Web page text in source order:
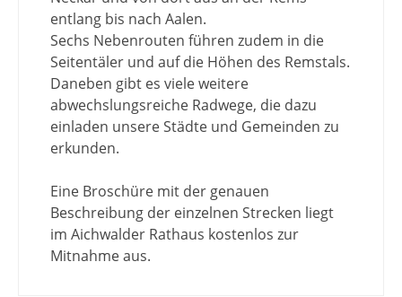
entlang bis nach Aalen.
Sechs Nebenrouten führen zudem in die
Seitentäler und auf die Höhen des Remstals.
Daneben gibt es viele weitere
abwechslungsreiche Radwege, die dazu
einladen unsere Städte und Gemeinden zu
erkunden.
Eine Broschüre mit der genauen
Beschreibung der einzelnen Strecken liegt
im Aichwalder Rathaus kostenlos zur
Mitnahme aus.